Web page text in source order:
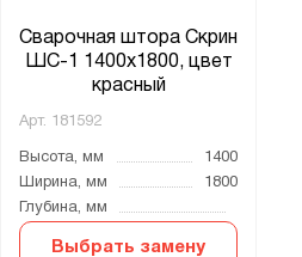
Сварочная штора Скрин
ШС-1 1400х1800, цвет
красный
Арт. 181592
Высота, мм
1400
Ширина, мм
1800
Глубина, мм
Выбрать замену